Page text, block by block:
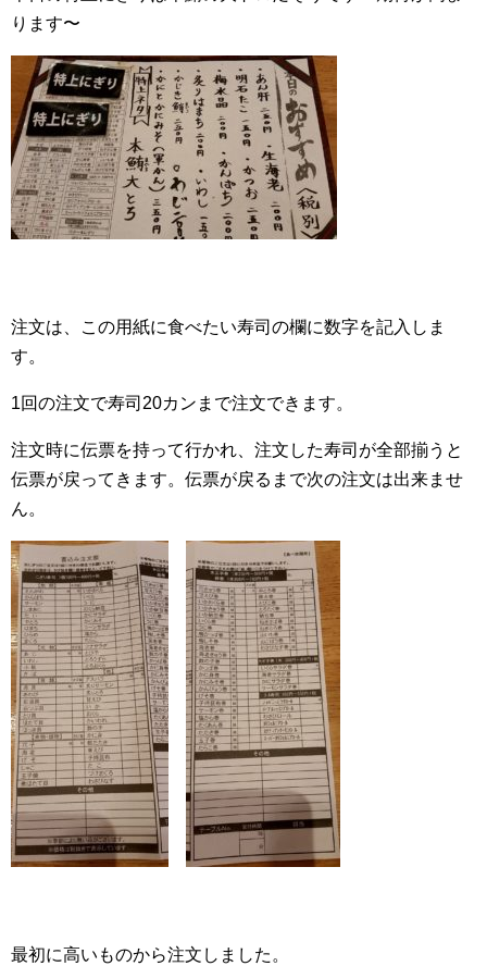
ります〜
注文は、この用紙に食べたい寿司の欄に数字を記入しま
す。
1回の注文で寿司20カンまで注文できます。
注文時に伝票を持って行かれ、注文した寿司が全部揃うと
伝票が戻ってきます。伝票が戻るまで次の注文は出来ませ
ん。
最初に高いものから注文しました。